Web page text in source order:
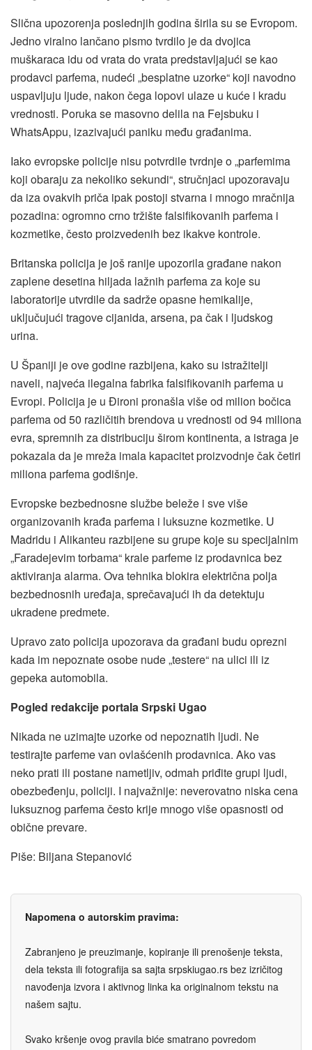
Slična upozorenja poslednjih godina širila su se Evropom.
Jedno viralno lančano pismo tvrdilo je da dvojica
muškaraca idu od vrata do vrata predstavljajući se kao
prodavci parfema, nudeći „besplatne uzorke“ koji navodno
uspavljuju ljude, nakon čega lopovi ulaze u kuće i kradu
vrednosti. Poruka se masovno delila na Fejsbuku i
WhatsAppu, izazivajući paniku među građanima.
Iako evropske policije nisu potvrdile tvrdnje o „parfemima
koji obaraju za nekoliko sekundi“, stručnjaci upozoravaju
da iza ovakvih priča ipak postoji stvarna i mnogo mračnija
pozadina: ogromno crno tržište falsifikovanih parfema i
kozmetike, često proizvedenih bez ikakve kontrole.
Britanska policija je još ranije upozorila građane nakon
zaplene desetina hiljada lažnih parfema za koje su
laboratorije utvrdile da sadrže opasne hemikalije,
uključujući tragove cijanida, arsena, pa čak i ljudskog
urina.
U Španiji je ove godine razbijena, kako su istražitelji
naveli, najveća ilegalna fabrika falsifikovanih parfema u
Evropi. Policija je u Đironi pronašla više od milion bočica
parfema od 50 različitih brendova u vrednosti od 94 miliona
evra, spremnih za distribuciju širom kontinenta, a istraga je
pokazala da je mreža imala kapacitet proizvodnje čak četiri
miliona parfema godišnje.
Evropske bezbednosne službe beleže i sve više
organizovanih krađa parfema i luksuzne kozmetike. U
Madridu i Alikanteu razbijene su grupe koje su specijalnim
„Faradejevim torbama“ krale parfeme iz prodavnica bez
aktiviranja alarma. Ova tehnika blokira električna polja
bezbednosnih uređaja, sprečavajući ih da detektuju
ukradene predmete.
Upravo zato policija upozorava da građani budu oprezni
kada im nepoznate osobe nude „testere“ na ulici ili iz
gepeka automobila.
Pogled redakcije portala Srpski Ugao
Nikada ne uzimajte uzorke od nepoznatih ljudi. Ne
testirajte parfeme van ovlašćenih prodavnica. Ako vas
neko prati ili postane nametljiv, odmah priđite grupi ljudi,
obezbeđenju, policiji. I najvažnije: neverovatno niska cena
luksuznog parfema često krije mnogo više opasnosti od
obične prevare.
Piše: Biljana Stepanović
Napomena o autorskim pravima:
Zabranjeno je preuzimanje, kopiranje ili prenošenje teksta,
dela teksta ili fotografija sa sajta srpskiugao.rs bez izričitog
navođenja izvora i aktivnog linka ka originalnom tekstu na
našem sajtu.
Svako kršenje ovog pravila biće smatrano povredom